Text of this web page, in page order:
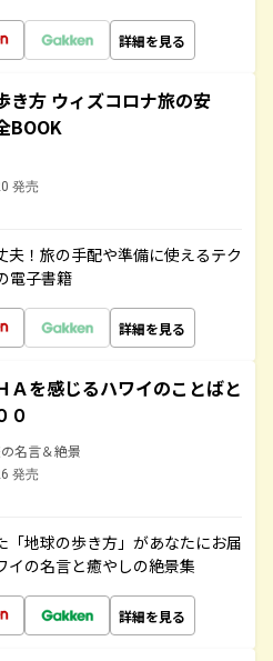
詳細を見る
き方 ウィズコロナ旅の安
BOOK
発売
！旅の手配や準備に使えるテク
電子書籍
詳細を見る
Ａを感じるハワイのことばと
０
名言＆絶景
発売
地球の歩き方」があなたにお届
イの名言と癒やしの絶景集
詳細を見る